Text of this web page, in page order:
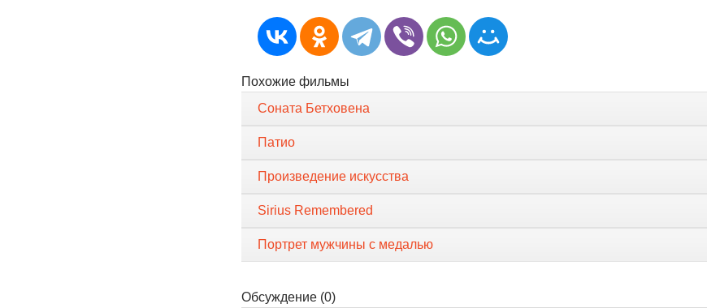
Похожие фильмы
Соната Бетховена
Патио
Произведение искусства
Sirius Remembered
Портрет мужчины с медалью
Обсуждение (0)